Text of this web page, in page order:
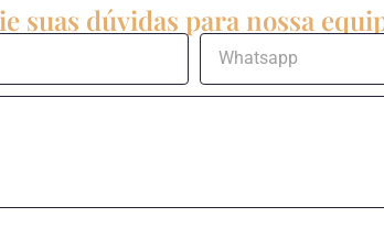
dúvidas para nossa